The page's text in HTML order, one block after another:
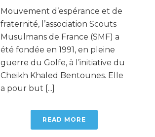
Mouvement d’espérance et de
fraternité, l’association Scouts
Musulmans de France (SMF) a
été fondée en 1991, en pleine
guerre du Golfe, à l’initiative du
Cheikh Khaled Bentounes. Elle
a pour but [...]
READ MORE